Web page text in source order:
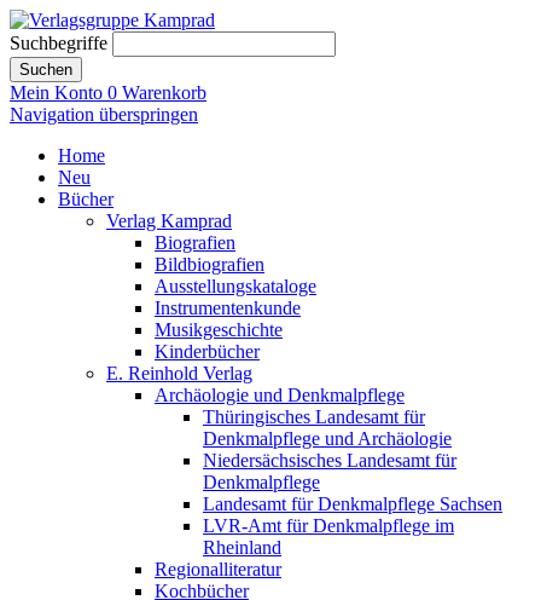
Suchbegriffe
Suchen
Mein Konto 0 Warenkorb
Navigation überspringen
Home
Neu
Bücher
Verlag Kamprad
Biografien
Bildbiografien
Ausstellungskataloge
Instrumentenkunde
Musikgeschichte
Kinderbücher
E. Reinhold Verlag
Archäologie und Denkmalpflege
Thüringisches Landesamt für
Denkmalpflege und Archäologie
Niedersächsisches Landesamt für
Denkmalpflege
Landesamt für Denkmalpflege Sachsen
LVR-Amt für Denkmalpflege im
Rheinland
Regionalliteratur
Kochbücher